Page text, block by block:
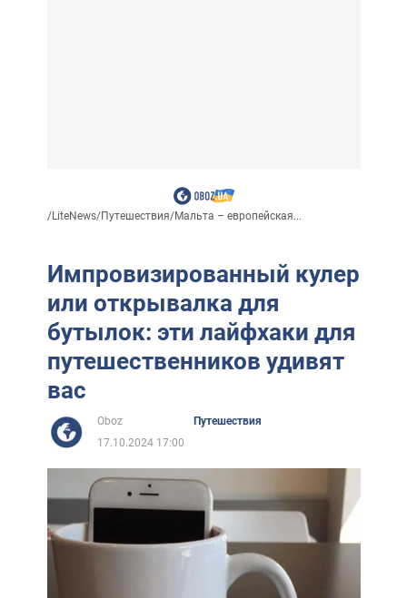
/LiteNews/Путешествия/Мальта – европейская...
Импровизированный кулер
или открывалка для
бутылок: эти лайфхаки для
путешественников удивят
вас
Oboz
Путешествия
17.10.2024 17:00